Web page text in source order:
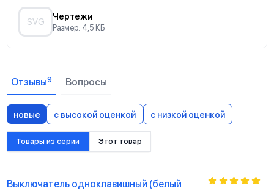
SVG
Чертежи
Размер: 4,5 КБ
Отзывы9 Вопросы
новые с высокой оценкой с низкой оценкой
Товары из серии Этот товар
Выключатель одноклавишный (белый